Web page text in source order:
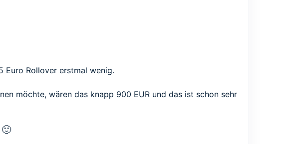
Euro Rollover erstmal wenig.
möchte, wären das knapp 900 EUR und das ist schon sehr
🙂